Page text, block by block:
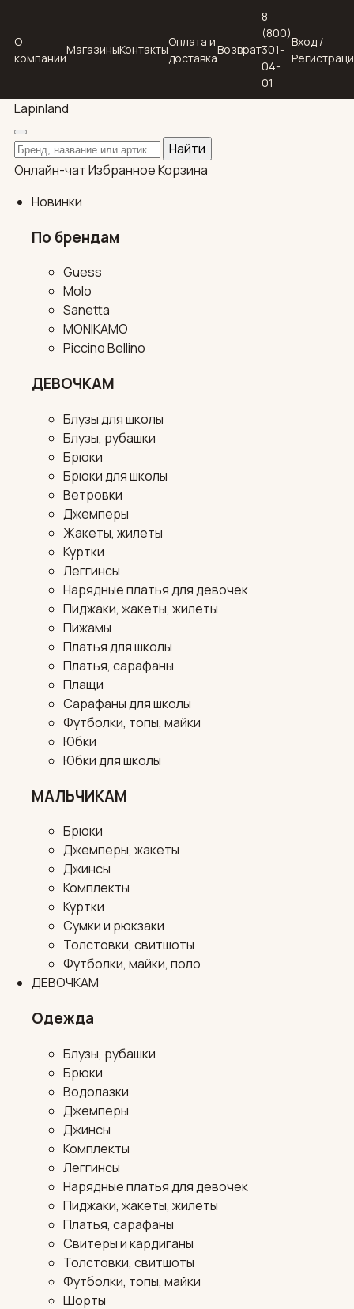
О
компании
МагазиныКонтакты
Оплата и
доставка
Возврат
8
(800)
301-
04-
01
Вход /
Lapinland
Поиск по каталогу
Найти
Онлайн-чатИзбранноеКорзина
Новинки
По брендам
Guess
Molo
Sanetta
MONIKAMO
Piccino Bellino
ДЕВОЧКАМ
Блузы для школы
Блузы, рубашки
Брюки
Брюки для школы
Ветровки
Джемперы
Жакеты, жилеты
Куртки
Леггинсы
Нарядные платья для девочек
Пиджаки, жакеты, жилеты
Пижамы
Платья для школы
Платья, сарафаны
Плащи
Сарафаны для школы
Футболки, топы, майки
Юбки
Юбки для школы
МАЛЬЧИКАМ
Брюки
Джемперы, жакеты
Джинсы
Комплекты
Куртки
Сумки и рюкзаки
Толстовки, свитшоты
Футболки, майки, поло
ДЕВОЧКАМ
Одежда
Блузы, рубашки
Брюки
Водолазки
Джемперы
Джинсы
Комплекты
Леггинсы
Нарядные платья для девочек
Пиджаки, жакеты, жилеты
Платья, сарафаны
Свитеры и кардиганы
Толстовки, свитшоты
Футболки, топы, майки
Шорты